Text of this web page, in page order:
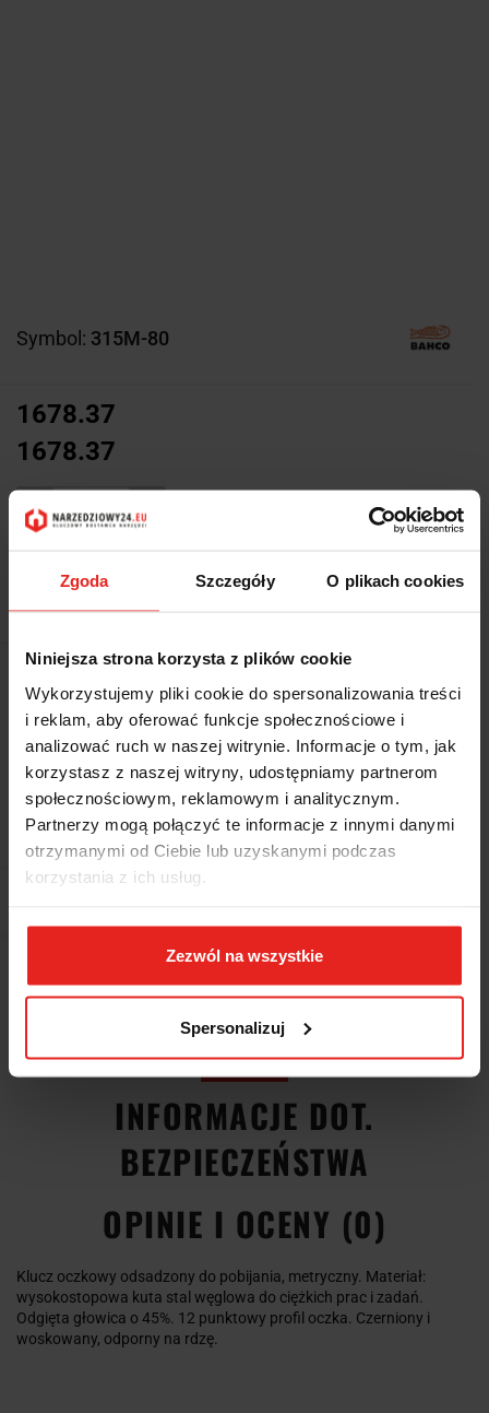
Zgoda Szczegóły O plikach cookies
Niniejsza strona korzysta z plików cookie
Wykorzystujemy pliki cookie do spersonalizowania treści
i reklam, aby oferować funkcje społecznościowe i
analizować ruch w naszej witrynie. Informacje o tym, jak
korzystasz z naszej witryny, udostępniamy partnerom
społecznościowym, reklamowym i analitycznym.
Partnerzy mogą połączyć te informacje z innymi danymi
otrzymanymi od Ciebie lub uzyskanymi podczas
korzystania z ich usług.
Zezwól na wszystkie
Spersonalizuj
Symbol: 315M-80
1678.37
1678.37
Wysyłka w ciągu
dni roboczych)
Cena przesyłki 0
Dostępność Duża dostępność
Waga 6.7 kg
Wysyłka+2dni (dostawa 0 od 1000zł net.*)
OPIS
INFORMACJE DOT.
BEZPIECZEŃSTWA
OPINIE I OCENY (0)
Klucz oczkowy odsadzony do pobijania, metryczny. Materiał:
wysokostopowa kuta stal węglowa do ciężkich prac i zadań.
Odgięta głowica o 45%. 12 punktowy profil oczka. Czerniony i
woskowany, odporny na rdzę.